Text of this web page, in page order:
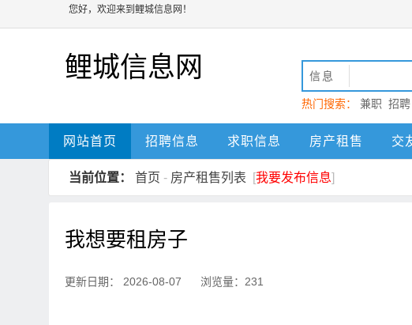
您好，欢迎来到鲤城信息网！
鲤城信息网 信息
热门搜索： 兼职 招聘
动 鲤城
网站首页 招聘信息 求职信息 房产租售 交
当前位置： 首页 - 房产租售列表 [我要发布信息]
我想要租房子
更新日期： 2026-08-07 浏览量：231